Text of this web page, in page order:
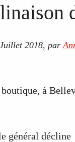
2018, par
boutique, à
général décline